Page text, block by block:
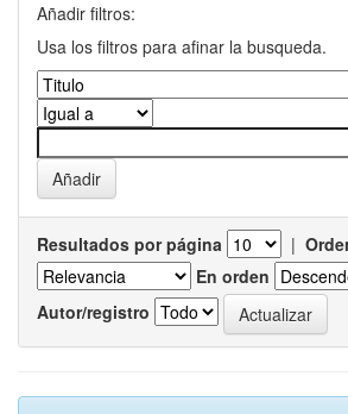
Añadir filtros:
Usa los filtros para afinar la busqueda.
Resultados por página |
En orden
Autor/registro